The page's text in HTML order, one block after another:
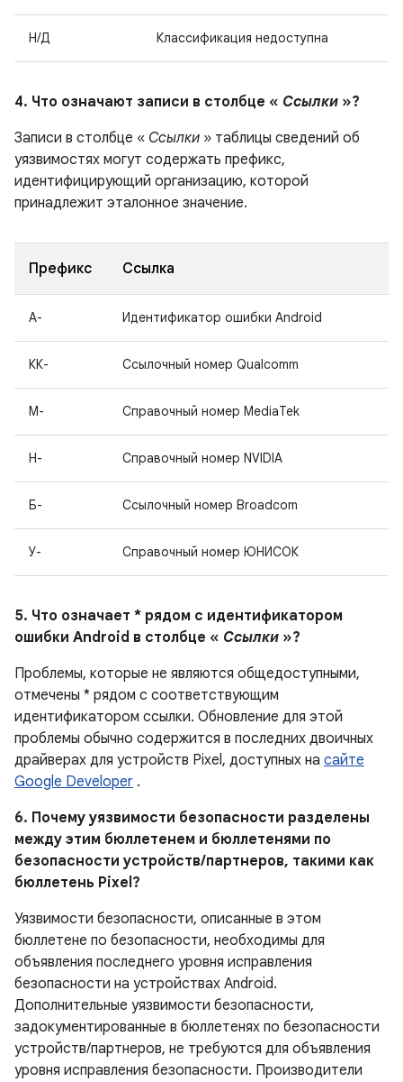
Н/Д Классификация недоступна
4. Что означают записи в столбце « Ссылки »?
Записи в столбце « Ссылки » таблицы сведений об
уязвимостях могут содержать префикс,
идентифицирующий организацию, которой
принадлежит эталонное значение.
Префикс Ссылка
А- Идентификатор ошибки Android
КК- Ссылочный номер Qualcomm
М- Справочный номер MediaTek
Н- Справочный номер NVIDIA
Б- Ссылочный номер Broadcom
У- Справочный номер ЮНИСОК
5. Что означает * рядом с идентификатором
ошибки Android в столбце « Ссылки »?
Проблемы, которые не являются общедоступными,
отмечены * рядом с соответствующим
идентификатором ссылки. Обновление для этой
проблемы обычно содержится в последних двоичных
драйверах для устройств Pixel, доступных на сайте
Google Developer .
6. Почему уязвимости безопасности разделены
между этим бюллетенем и бюллетенями по
безопасности устройств/партнеров, такими как
бюллетень Pixel?
Уязвимости безопасности, описанные в этом
бюллетене по безопасности, необходимы для
объявления последнего уровня исправления
безопасности на устройствах Android.
Дополнительные уязвимости безопасности,
задокументированные в бюллетенях по безопасности
устройств/партнеров, не требуются для объявления
уровня исправления безопасности. Производители